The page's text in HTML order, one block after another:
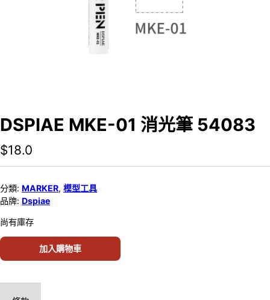
DSPIAE MKE-01 消光筆 54083
$18.0
分類: MARKER, 模型工具
品牌: Dspiae
尚有庫存
加入購物車